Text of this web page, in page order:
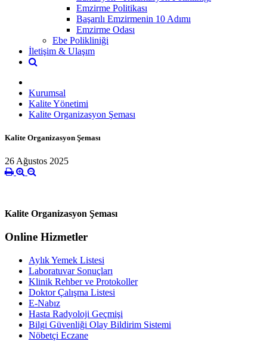
Emzirme Politikası
Başarılı Emzirmenin 10 Adımı
Emzirme Odası
Ebe Polikliniği
İletişim & Ulaşım
Kurumsal
Kalite Yönetimi
Kalite Organizasyon Şeması
Kalite Organizasyon Şeması
26 Ağustos 2025
Kalite Organizasyon Şeması
Online Hizmetler
Aylık Yemek Listesi
Laboratuvar Sonuçları
Klinik Rehber ve Protokoller
Doktor Çalışma Listesi
E-Nabız
Hasta Radyoloji Geçmişi
Bilgi Güvenliği Olay Bildirim Sistemi
Nöbetçi Eczane